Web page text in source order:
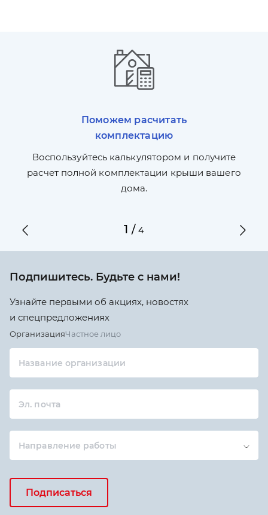
Поможем расчитать
комплектацию
Воспользуйтесь калькулятором и получите
расчет полной комплектации крыши вашего
дома.
1 /4
Подпишитесь. Будьте с нами!
Узнайте первыми об акциях, новостях
и спецпредложениях
ОрганизацияЧастное лицо
Название организации
Эл. почта
Направление работы
Подписаться